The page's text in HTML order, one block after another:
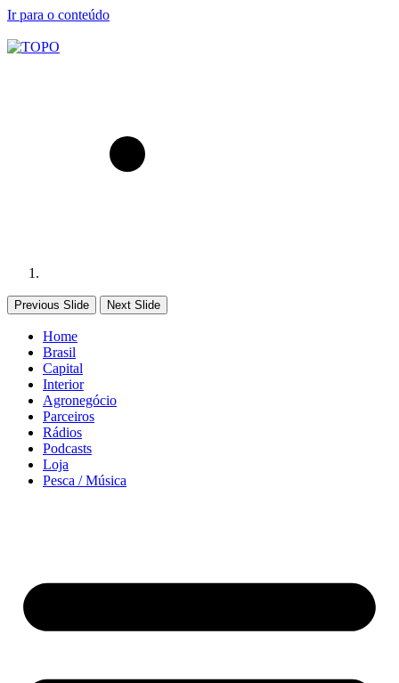
Ir para o conteúdo
Previous Slide Next Slide
Home
Brasil
Capital
Interior
Agronegócio
Parceiros
Rádios
Podcasts
Loja
Pesca / Música